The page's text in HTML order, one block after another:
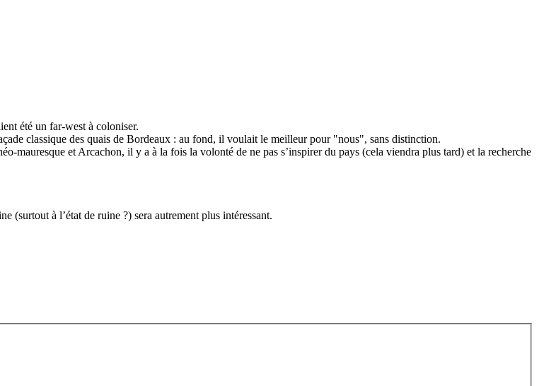
été un far-west à coloniser.
classique des quais de Bordeaux : au fond, il voulait le meilleur pour "nous", sans distinction.
mauresque et Arcachon, il y a à la fois la volonté de ne pas s’inspirer du pays (cela viendra plus tard) et la recherche
(surtout à l’état de ruine ?) sera autrement plus intéressant.